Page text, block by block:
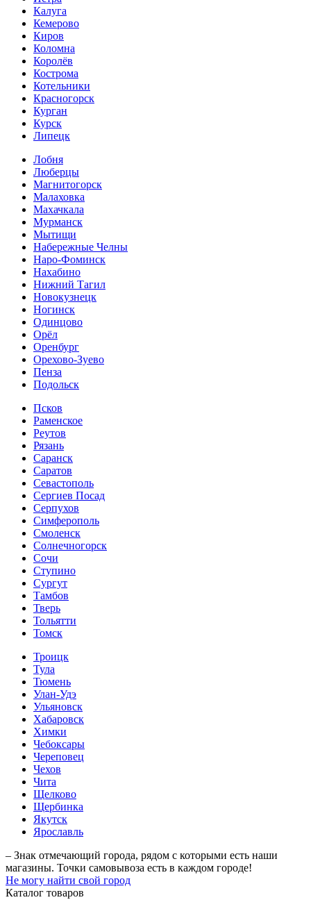
Калуга
Кемерово
Киров
Коломна
Королёв
Кострома
Котельники
Красногорск
Курган
Курск
Липецк
Лобня
Люберцы
Магнитогорск
Малаховка
Махачкала
Мурманск
Мытищи
Набережные Челны
Наро-Фоминск
Нахабино
Нижний Тагил
Новокузнецк
Ногинск
Одинцово
Орёл
Оренбург
Орехово-Зуево
Пенза
Подольск
Псков
Раменское
Реутов
Рязань
Саранск
Саратов
Севастополь
Сергиев Посад
Серпухов
Симферополь
Смоленск
Солнечногорск
Сочи
Ступино
Сургут
Тамбов
Тверь
Тольятти
Томск
Троицк
Тула
Тюмень
Улан-Удэ
Ульяновск
Хабаровск
Химки
Чебоксары
Череповец
Чехов
Чита
Щелково
Щербинка
Якутск
Ярославль
– Знак отмечающий города, рядом с которыми есть наши
магазины. Точки самовывоза есть в каждом городе!
Не могу найти свой город
Каталог товаров